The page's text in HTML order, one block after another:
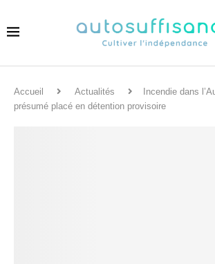
Accueil Actualités
Incendie dans
présumé placé en détention provisoire